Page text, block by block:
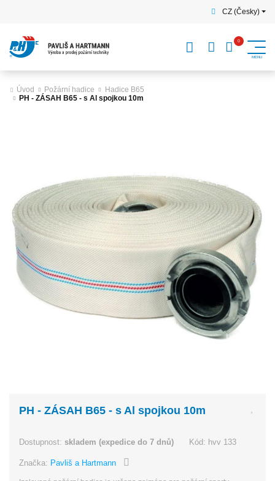
CZ (Česky)
Úvod Požární hadice
Hadice B65
PH - ZÁSAH B65 - s Al spojkou 10m
PH - ZÁSAH B65 - s Al spojkou 10m
Dostupnost:skladem (expedice do 7 dnů) Kód: hvv 133
Značka: Pavliš a Hartmann